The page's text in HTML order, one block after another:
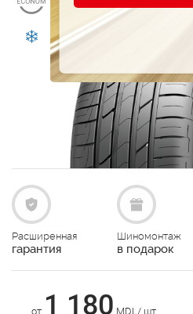
Расширенная
гарантия
Шиномонтаж
в подарок
от 1 180 MDL/ шт